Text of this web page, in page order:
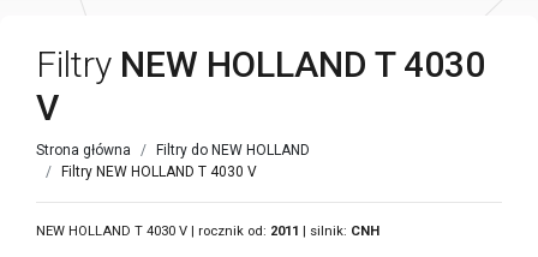
Filtry NEW HOLLAND T 4030
V
Strona główna
Filtry do NEW HOLLAND
Filtry NEW HOLLAND T 4030 V
NEW HOLLAND T 4030 V | rocznik od: 2011 | silnik: CNH